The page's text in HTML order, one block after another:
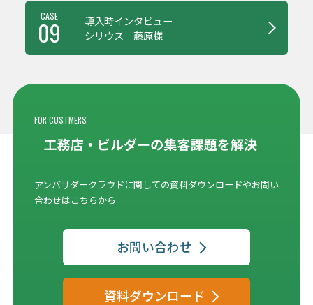
事
CASE
09
導入時インタビュー
シリウス 藤原様
FOR CUSTMERS
アンバサダークラウドに関しての資料ダウンロードやお問い
合わせはこちらから
お問い合わせ
資料ダウンロード